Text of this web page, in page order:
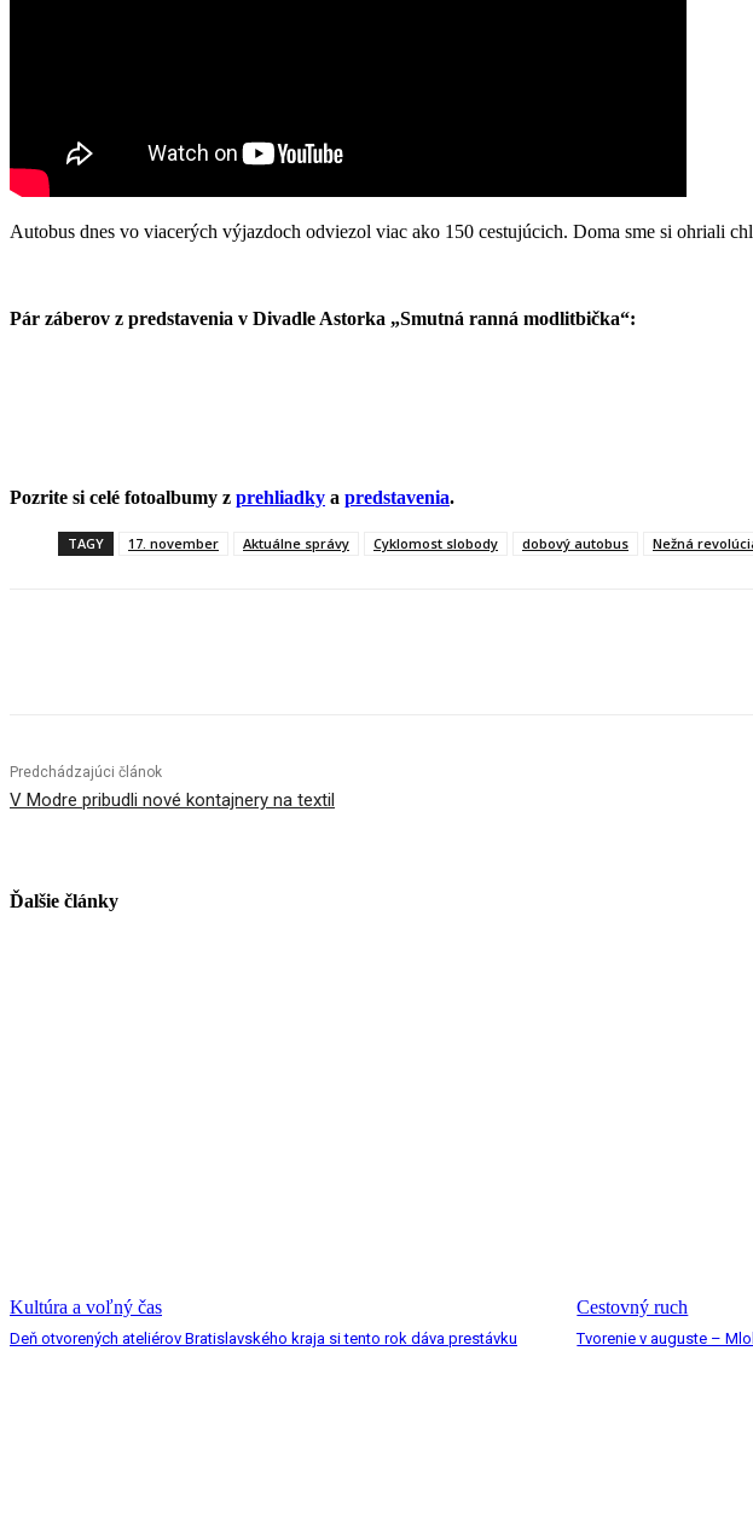
Autobus dnes vo viacerých výjazdoch odviezol viac ako 150 cestujúcich. Doma sme si ohriali
Pár záberov z predstavenia v Divadle Astorka „Smutná ranná modlitbička“:
Pozrite si celé fotoalbumy z prehliadky a predstavenia.
TAGY 17. november Aktuálne správy Cyklomost slobody dobový autobus Nežná
Predchádzajúci článok
V Modre pribudli nové kontajnery na textil
Ďalšie články
Kultúra a voľný čas
Deň otvorených ateliérov Bratislavského kraja si tento rok dáva prestávku
Cestovný ruch
Tvorenie v auguste –